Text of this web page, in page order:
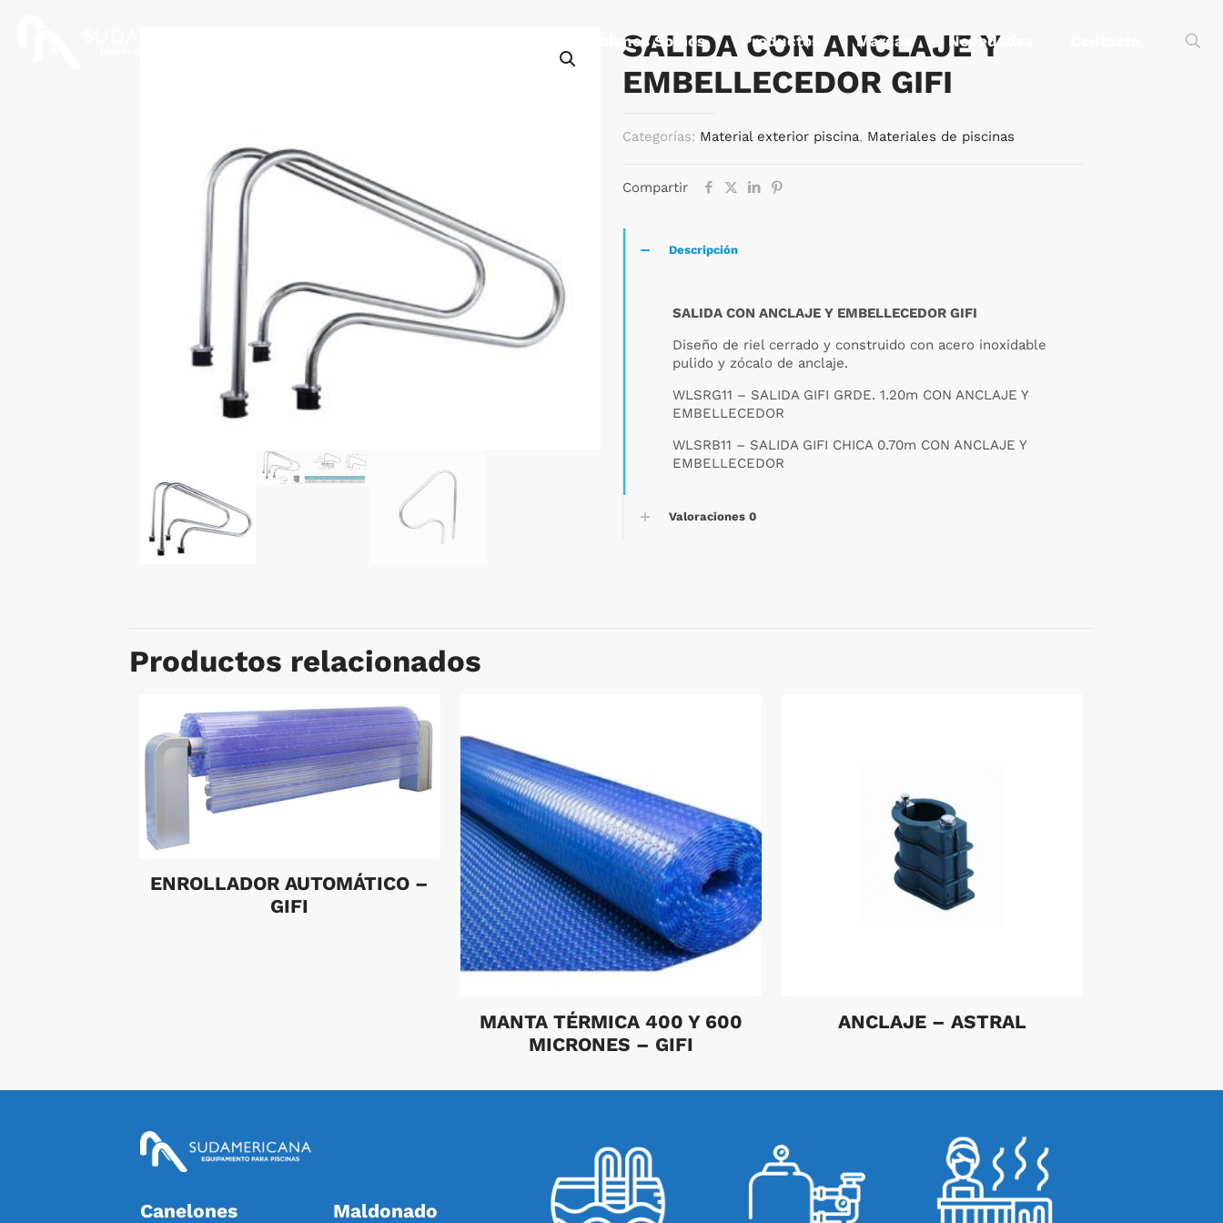
Quienes Somos Productos Marcas Novedades
SALIDA CON ANCLAJE Y
EMBELLECEDOR GIFI
Categorías: Material exterior piscina, Materiales de piscinas
Compartir
Descripción
SALIDA CON ANCLAJE Y EMBELLECEDOR GIFI
Diseño de riel cerrado y construido con acero inoxidable
pulido y zócalo de anclaje.
WLSRG11 – SALIDA GIFI GRDE. 1.20m CON ANCLAJE Y
EMBELLECEDOR
WLSRB11 – SALIDA GIFI CHICA 0.70m CON ANCLAJE Y
EMBELLECEDOR
Valoraciones 0
Productos relacionados
ENROLLADOR AUTOMÁTICO –
GIFI
MANTA TÉRMICA 400 Y 600
MICRONES – GIFI
ANCLAJE – ASTRAL
Canelones Maldonado